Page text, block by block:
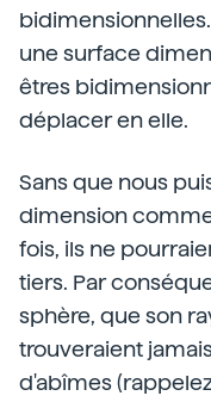
une surface
êtres
déplacer en elle.
Sans que nous
dimension
fois, ils ne
tiers. Par
sphère, que son
trouveraient
d'abîmes